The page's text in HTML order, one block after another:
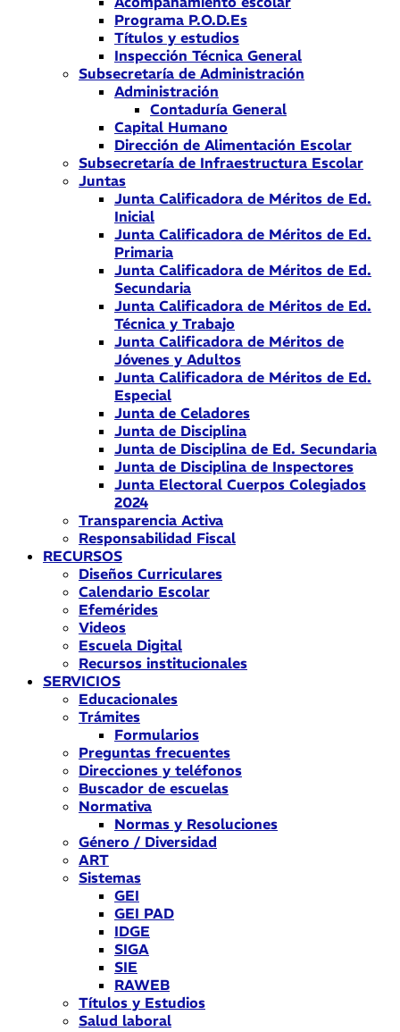
Programa P.O.D.Es
Títulos y estudios
Inspección Técnica General
Subsecretaría de Administración
Administración
Contaduría General
Capital Humano
Dirección de Alimentación Escolar
Subsecretaría de Infraestructura Escolar
Juntas
Junta Calificadora de Méritos de Ed.
Inicial
Junta Calificadora de Méritos de Ed.
Primaria
Junta Calificadora de Méritos de Ed.
Secundaria
Junta Calificadora de Méritos de Ed.
Técnica y Trabajo
Junta Calificadora de Méritos de
Jóvenes y Adultos
Junta Calificadora de Méritos de Ed.
Especial
Junta de Celadores
Junta de Disciplina
Junta de Disciplina de Ed. Secundaria
Junta de Disciplina de Inspectores
Junta Electoral Cuerpos Colegiados
2024
Transparencia Activa
Responsabilidad Fiscal
RECURSOS
Diseños Curriculares
Calendario Escolar
Efemérides
Videos
Escuela Digital
Recursos institucionales
SERVICIOS
Educacionales
Trámites
Formularios
Preguntas frecuentes
Direcciones y teléfonos
Buscador de escuelas
Normativa
Normas y Resoluciones
Género / Diversidad
ART
Sistemas
GEI
GEI PAD
IDGE
SIGA
SIE
RAWEB
Títulos y Estudios
Salud laboral